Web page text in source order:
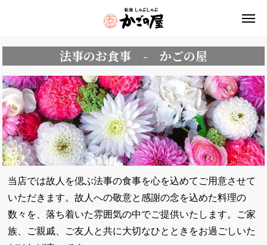
法事のお食事 - かごの屋
当店では故人を偲ぶ法事の食事を心を込めてご用意させて
いただきます。故人への敬意と感謝の念を込めた料理の
数々を、落ち着いた雰囲気の中でご提供いたします。ご家
族、ご親戚、ご友人と共に大切なひとときをお過ごしいた